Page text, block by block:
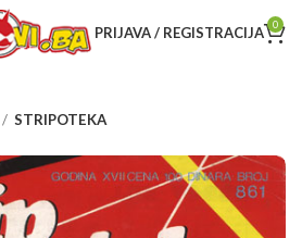
PRIJAVA / REGISTRACIJA 0
STRIPOTEKA